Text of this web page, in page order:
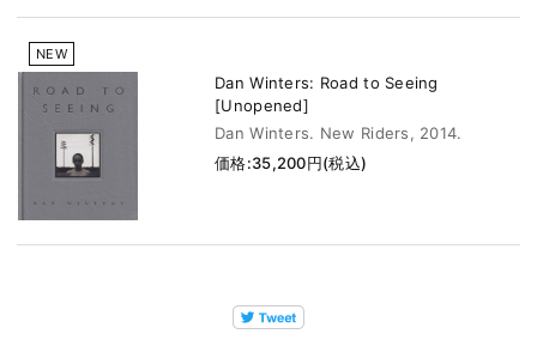
NEW
Dan Winters: Road to Seeing
[Unopened]
Dan Winters. New Riders, 2014.
価格:35,200円(税込)